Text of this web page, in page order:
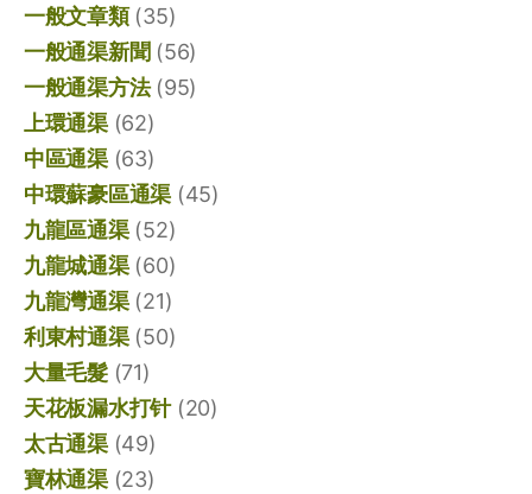
一般文章類(35)
一般通渠新聞 (56)
一般通渠方法(95)
上環通渠(62)
中區通渠(63)
中環蘇豪區通渠 (45)
九龍區通渠(52)
九龍城通渠(60)
九龍灣通渠(21)
利東村通渠(50)
大量毛髮(71)
天花板漏水打针(20)
太古通渠(49)
寶林通渠(23)